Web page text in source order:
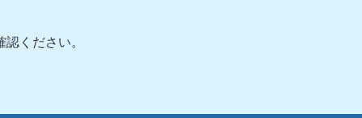
認ください。